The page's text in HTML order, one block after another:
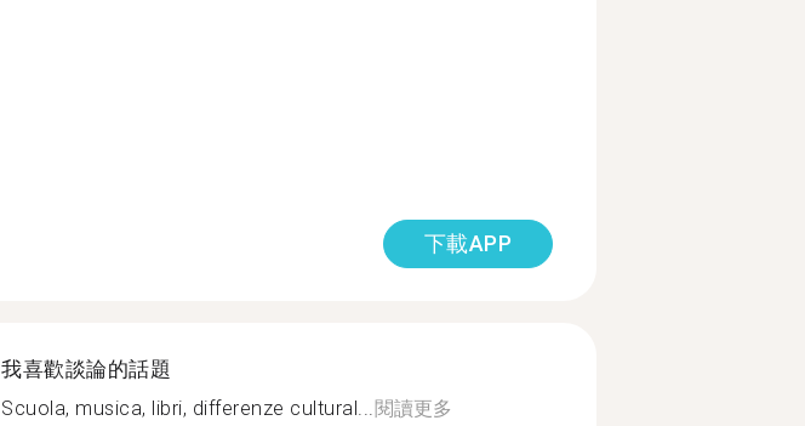
下載APP
我喜歡談論的話題
Scuola, musica, libri, differenze cultural...閱讀更多